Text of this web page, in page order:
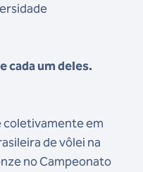
cada um deles.
coletivamente em
de vôlei na
no Campeonato